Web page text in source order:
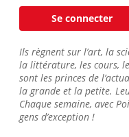
Se connecter
Ils règnent sur l’art, la
la littérature, les cours,
sont les princes de
la grande et la petite.
Chaque semaine, avec
gens d’exception !